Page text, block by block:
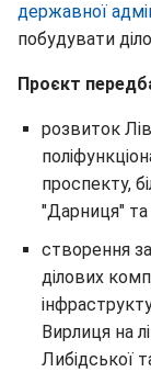
державної
побудувати
Проєкт
розвиток
проспекту,
"Дарниця" та
створення
ділових
Вирлиця на
Либідської